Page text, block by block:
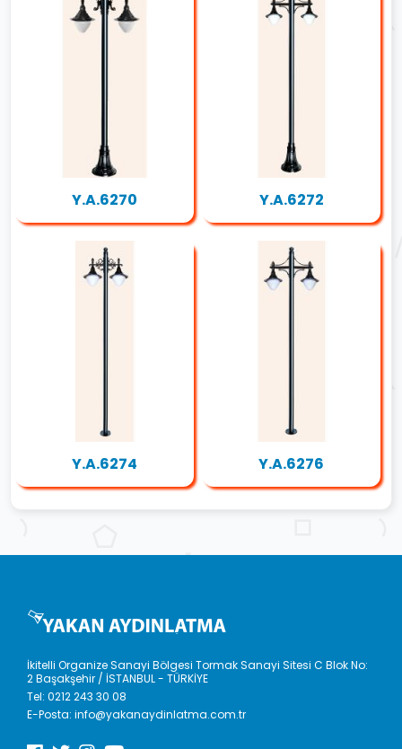
Y.A.6270 Y.A.6272
Y.A.6274 Y.A.6276
İkitelli Organize Sanayi Bölgesi Tormak Sanayi Sitesi C Blok No:
2 Başakşehir / İSTANBUL - TÜRKİYE
Tel:0212 243 30 08
E-Posta:info@yakanaydinlatma.com.tr